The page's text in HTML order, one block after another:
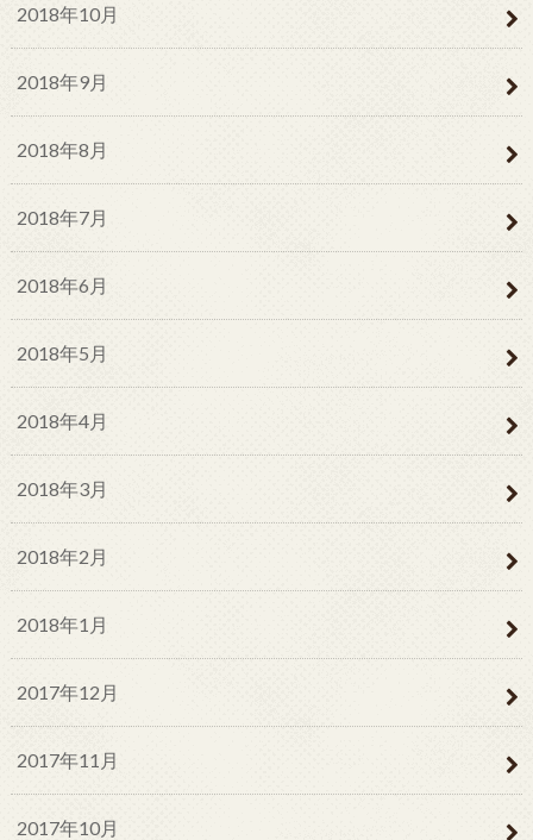
2018年10月
2018年9月
2018年8月
2018年7月
2018年6月
2018年5月
2018年4月
2018年3月
2018年2月
2018年1月
2017年12月
2017年11月
2017年10月